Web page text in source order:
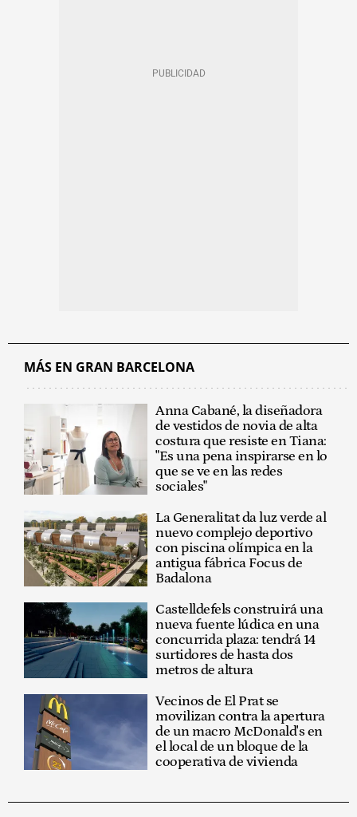
MÁS EN GRAN BARCELONA
Anna Cabané, la diseñadora
de vestidos de novia de alta
costura que resiste en Tiana:
"Es una pena inspirarse en lo
que se ve en las redes
sociales"
La Generalitat da luz verde al
nuevo complejo deportivo
con piscina olímpica en la
antigua fábrica Focus de
Badalona
Castelldefels construirá una
nueva fuente lúdica en una
concurrida plaza: tendrá 14
surtidores de hasta dos
metros de altura
Vecinos de El Prat se
movilizan contra la apertura
de un macro McDonald's en
el local de un bloque de la
cooperativa de vivienda